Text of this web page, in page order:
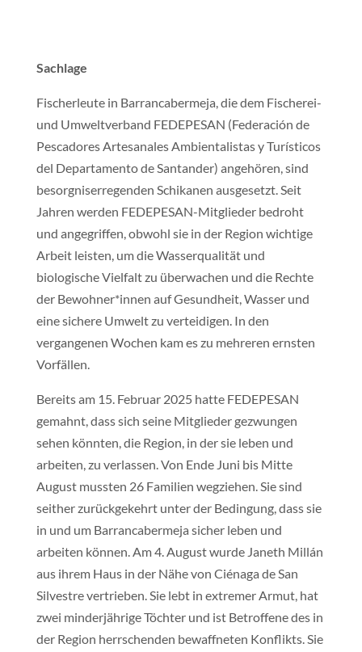
Sachlage
Fischerleute in Barrancabermeja, die dem Fischerei-
und Umweltverband FEDEPESAN (Federación de
Pescadores Artesanales Ambientalistas y Turísticos
del Departamento de Santander) angehören, sind
besorgniserregenden Schikanen ausgesetzt. Seit
Jahren werden FEDEPESAN-Mitglieder bedroht
und angegriffen, obwohl sie in der Region wichtige
Arbeit leisten, um die Wasserqualität und
biologische Vielfalt zu überwachen und die Rechte
der Bewohner*innen auf Gesundheit, Wasser und
eine sichere Umwelt zu verteidigen. In den
vergangenen Wochen kam es zu mehreren ernsten
Vorfällen.
Bereits am 15. Februar 2025 hatte FEDEPESAN
gemahnt, dass sich seine Mitglieder gezwungen
sehen könnten, die Region, in der sie leben und
arbeiten, zu verlassen. Von Ende Juni bis Mitte
August mussten 26 Familien wegziehen. Sie sind
seither zurückgekehrt unter der Bedingung, dass sie
in und um Barrancabermeja sicher leben und
arbeiten können. Am 4. August wurde Janeth Millán
aus ihrem Haus in der Nähe von Ciénaga de San
Silvestre vertrieben. Sie lebt in extremer Armut, hat
zwei minderjährige Töchter und ist Betroffene des in
der Region herrschenden bewaffneten Konflikts. Sie